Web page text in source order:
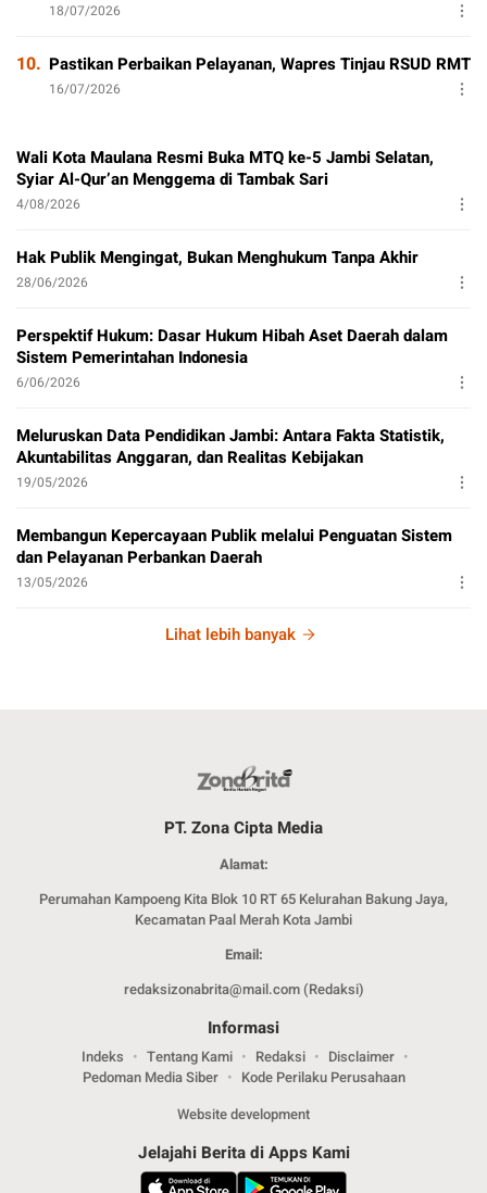
18/07/2026
10. Pastikan Perbaikan Pelayanan, Wapres Tinjau RSUD RMT
16/07/2026
Wali Kota Maulana Resmi Buka MTQ ke-5 Jambi Selatan,
Syiar Al-Qur’an Menggema di Tambak Sari
4/08/2026
Hak Publik Mengingat, Bukan Menghukum Tanpa Akhir
28/06/2026
Perspektif Hukum: Dasar Hukum Hibah Aset Daerah dalam
Sistem Pemerintahan Indonesia
6/06/2026
Meluruskan Data Pendidikan Jambi: Antara Fakta Statistik,
Akuntabilitas Anggaran, dan Realitas Kebijakan
19/05/2026
Membangun Kepercayaan Publik melalui Penguatan Sistem
dan Pelayanan Perbankan Daerah
13/05/2026
Lihat lebih banyak
PT. Zona Cipta Media
Alamat:
Perumahan Kampoeng Kita Blok 10 RT 65 Kelurahan Bakung Jaya,
Kecamatan Paal Merah Kota Jambi
Email:
redaksizonabrita@mail.com (Redaksi)
Informasi
Indeks Tentang Kami Redaksi
Disclaimer
Pedoman Media Siber
Kode Perilaku Perusahaan
Website development
Jelajahi Berita di Apps Kami